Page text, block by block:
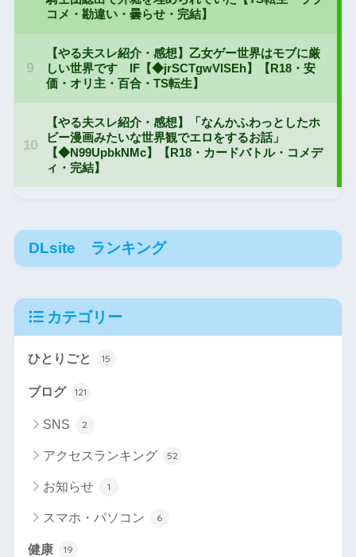
DLsite ランキング
カテゴリー
ひとりごと 15
ブログ 121
SNS 2
アクセスランキング 52
お知らせ 1
スマホ・パソコン 6
健康 19